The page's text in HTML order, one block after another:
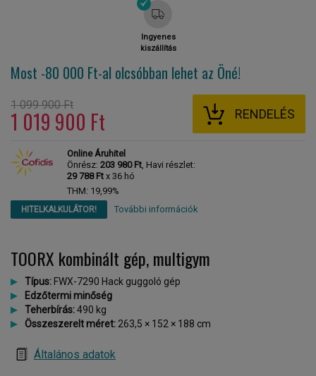
Ingyenes
kiszállítás
Most -80 000 Ft-al olcsóbban lehet az Öné!
1 099 900 Ft
1 019 900 Ft RENDELÉS
Online Áruhitel
Önrész: 203 980 Ft, Havi részlet:
29 788 Ft x 36 hó
THM: 19,99%
HITELKALKULÁTOR! További információk
TOORX kombinált gép, multigym
Típus: FWX-7290 Hack guggoló gép
Edzőtermiminőség
Teherbírás:490 kg
Összeszerelt méret: 263,5 × 152 × 188 cm
Általános adatok